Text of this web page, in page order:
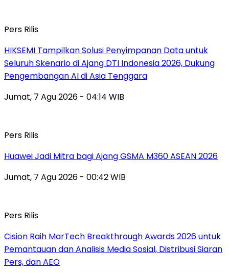
Pers Rilis
HIKSEMI Tampilkan Solusi Penyimpanan Data untuk
Seluruh Skenario di Ajang DTI Indonesia 2026, Dukung
Pengembangan AI di Asia Tenggara
Jumat, 7 Agu 2026 - 04:14 WIB
Pers Rilis
Huawei Jadi Mitra bagi Ajang GSMA M360 ASEAN 2026
Jumat, 7 Agu 2026 - 00:42 WIB
Pers Rilis
Cision Raih MarTech Breakthrough Awards 2026 untuk
Pemantauan dan Analisis Media Sosial, Distribusi Siaran
Pers, dan AEO